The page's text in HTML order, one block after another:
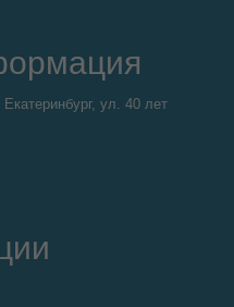
Екатеринбург, ул. 40 лет